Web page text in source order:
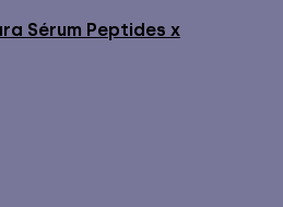
Sérum Peptides x